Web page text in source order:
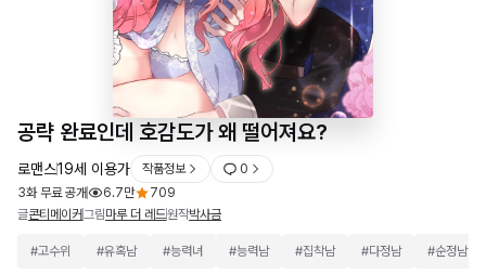
공략 완료인데 호감도가 왜 떨어져요?
로맨스19세 이용가 작품정보
0
3화 무료 공개
6.7만
709
글콘티메이커 그림마루 더 레드원작박사금
#고수위 #유혹남 #능력녀 #능력남 #집착남 #다정남 #순정남